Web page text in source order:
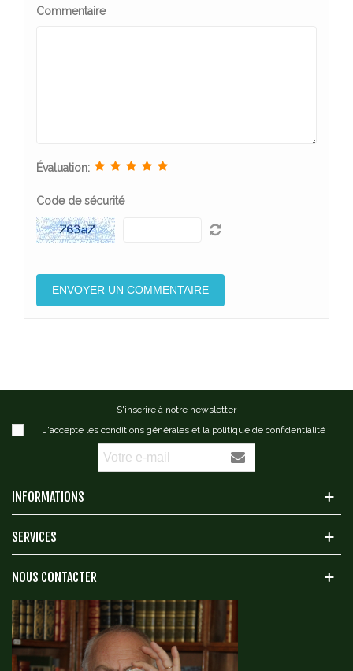
Commentaire
Évaluation:
Code de sécurité
S'inscrire à notre newsletter
J'accepte les conditions générales et la politique de confidentialité
INFORMATIONS
SERVICES
NOUS CONTACTER